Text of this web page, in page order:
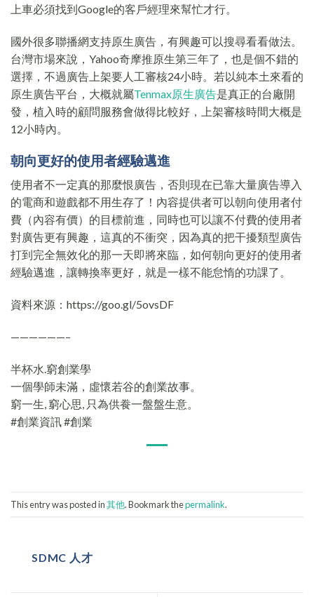
上車必須找到Google的客戶經理來幫忙才行。
國外很多聯播網支持原生廣告，有興趣可以搜尋看看做法。
台灣市場來說，Yahoo奇摩推原生第三年了，也是個不錯的
選擇，不過廣告上架要人工審核24小時。若以純本土來看的
原生廣告平台，大概就屬Tenmax原生廣告是真正的台廠開
發，植入時的顧問服務會做得比較好，上架審核時間大概是
12小時內。
朝向更好的使用者經驗邁進
使用者不一定真的那麼恨廣告，否則現在已靠大量廣告導入
的電商和遊戲都不用生存了！內容提供者可以朝向使用者付
費（內容有價）的目標前進，同時也可以讓不付費的使用者
對廣告更有興趣，這真的不衝突，因為真的把干擾類型廣告
打到完全無效化的那一天即將來臨，如何朝向更好的使用者
經驗邁進，讓轉換率更好，就是一樣不能怠惰的功課了。
資料來源：https://goo.gl/5ovsDF
——————–
半杯水.窮創業學
一個學師未滿，虛懷若谷的創業故事。
窮一生, 窮心思, 只為供飬一盤盤生意。
#創業資訊 #創業
This entry was posted in其他. Bookmark thepermalink.
SDMC 人才